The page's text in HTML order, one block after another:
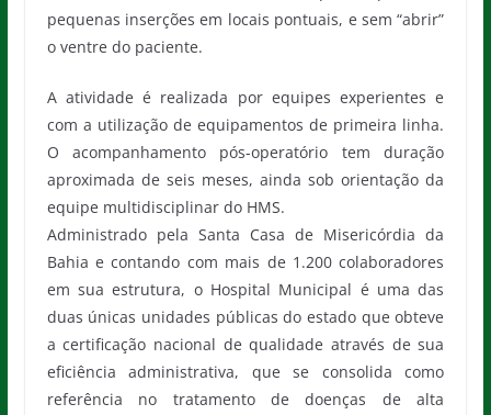
pequenas inserções em locais pontuais, e sem “abrir”
o ventre do paciente.
A atividade é realizada por equipes experientes e
com a utilização de equipamentos de primeira linha.
O acompanhamento pós-operatório tem duração
aproximada de seis meses, ainda sob orientação da
equipe multidisciplinar do HMS.
Administrado pela Santa Casa de Misericórdia da
Bahia e contando com mais de 1.200 colaboradores
em sua estrutura, o Hospital Municipal é uma das
duas únicas unidades públicas do estado que obteve
a certificação nacional de qualidade através de sua
eficiência administrativa, que se consolida como
referência no tratamento de doenças de alta